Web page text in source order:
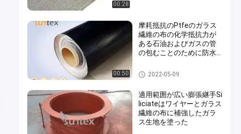
00:28
00:50
摩耗抵抗のPtfeのガラス
繊維の布の化学抵抗力が
ある石油およびガスの管
の包むことのために防水
ptfe の上塗を施してあるガラ
ス繊維の生地
2022-05-09
適用範囲が広い膨張継手Si
liciateはワイヤーとガラス
繊維の布に補強したガラ
ス生地を塗った